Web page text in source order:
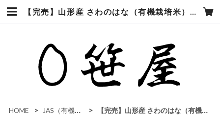
【完売】山形産 さわのはな（有機栽培米） | 笹屋米店
HOME JAS（有機農法・自然栽培米） 【完売】山形産 さわのはな（有機栽培米）